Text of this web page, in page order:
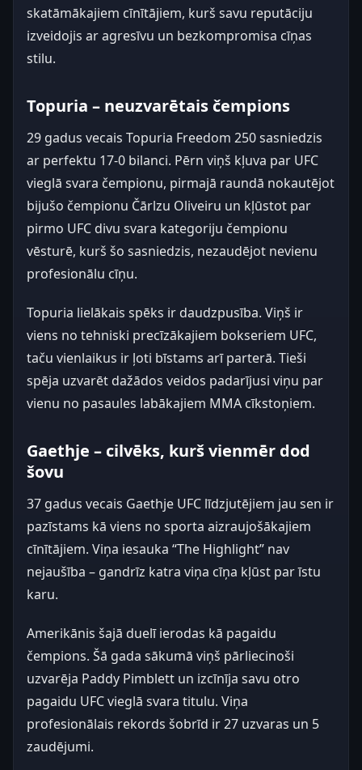
skatāmākajiem cīnītājiem, kurš savu reputāciju
izveidojis ar agresīvu un bezkompromisa cīņas
stilu.
Topuria – neuzvarētais čempions
29 gadus vecais Topuria Freedom 250 sasniedzis
ar perfektu 17-0 bilanci. Pērn viņš kļuva par UFC
vieglā svara čempionu, pirmajā raundā nokautējot
bijušo čempionu Čārlzu Oliveiru un kļūstot par
pirmo UFC divu svara kategoriju čempionu
vēsturē, kurš šo sasniedzis, nezaudējot nevienu
profesionālu cīņu.
Topuria lielākais spēks ir daudzpusība. Viņš ir
viens no tehniski precīzākajiem bokseriem UFC,
taču vienlaikus ir ļoti bīstams arī parterā. Tieši
spēja uzvarēt dažādos veidos padarījusi viņu par
vienu no pasaules labākajiem MMA cīkstoņiem.
Gaethje – cilvēks, kurš vienmēr dod
šovu
37 gadus vecais Gaethje UFC līdzjutējiem jau sen ir
pazīstams kā viens no sporta aizraujošākajiem
cīnītājiem. Viņa iesauka “The Highlight” nav
nejaušība – gandrīz katra viņa cīņa kļūst par īstu
karu.
Amerikānis šajā duelī ierodas kā pagaidu
čempions. Šā gada sākumā viņš pārliecinoši
uzvarēja Paddy Pimblett un izcīnīja savu otro
pagaidu UFC vieglā svara titulu. Viņa
profesionālais rekords šobrīd ir 27 uzvaras un 5
zaudējumi.